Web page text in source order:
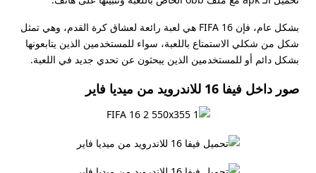
بشكل عام، فإن FIFA 16 هي لعبة رائعة لعشاق كرة القدم، وهي تمثل
شكل من شكلي الاستمتاع باللعبة، سواء للمستخدمين الذين يتابعونها
بشكل دائم أو للمستخدمين الذين يبحثون عن تحدي جديد في اللعبة.
صور داخل فيفا 16 للاندرويد من ميديا فاير